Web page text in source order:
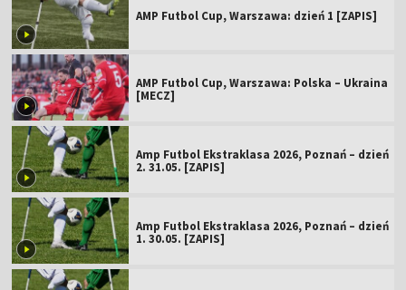
AMP Futbol Cup, Warszawa: dzień 1 [ZAPIS]
AMP Futbol Cup, Warszawa: Polska – Ukraina
[MECZ]
Amp Futbol Ekstraklasa 2026, Poznań – dzień
2. 31.05. [ZAPIS]
Amp Futbol Ekstraklasa 2026, Poznań – dzień
1. 30.05. [ZAPIS]